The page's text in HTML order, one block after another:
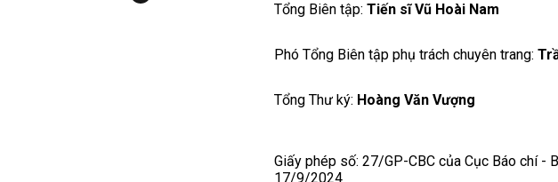
Tổng Biên tập: Tiến sĩ Vũ Hoài Nam
Phó Tổng Biên tập phụ trách chuyên trang:
Tổng Thư ký: Hoàng Văn Vượng
Giấy phép số: 27/GP-CBC của Cục Báo chí -
17/9/2024